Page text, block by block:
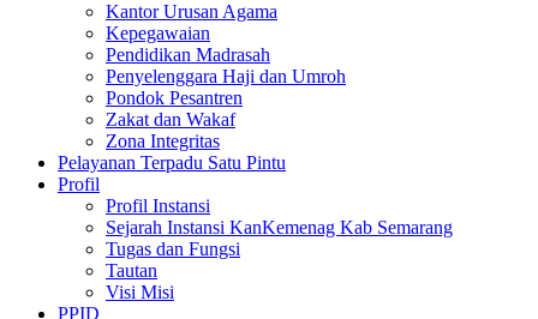
Kantor Urusan Agama
Kepegawaian
Pendidikan Madrasah
Penyelenggara Haji dan Umroh
Pondok Pesantren
Zakat dan Wakaf
Zona Integritas
Pelayanan Terpadu Satu Pintu
Profil
Profil Instansi
Sejarah Instansi KanKemenag Kab Semarang
Tugas dan Fungsi
Tautan
Visi Misi
PPID